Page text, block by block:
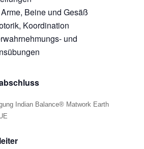
Beine und Gesäß
Koordination
und
Indian Balance® Matwork Earth